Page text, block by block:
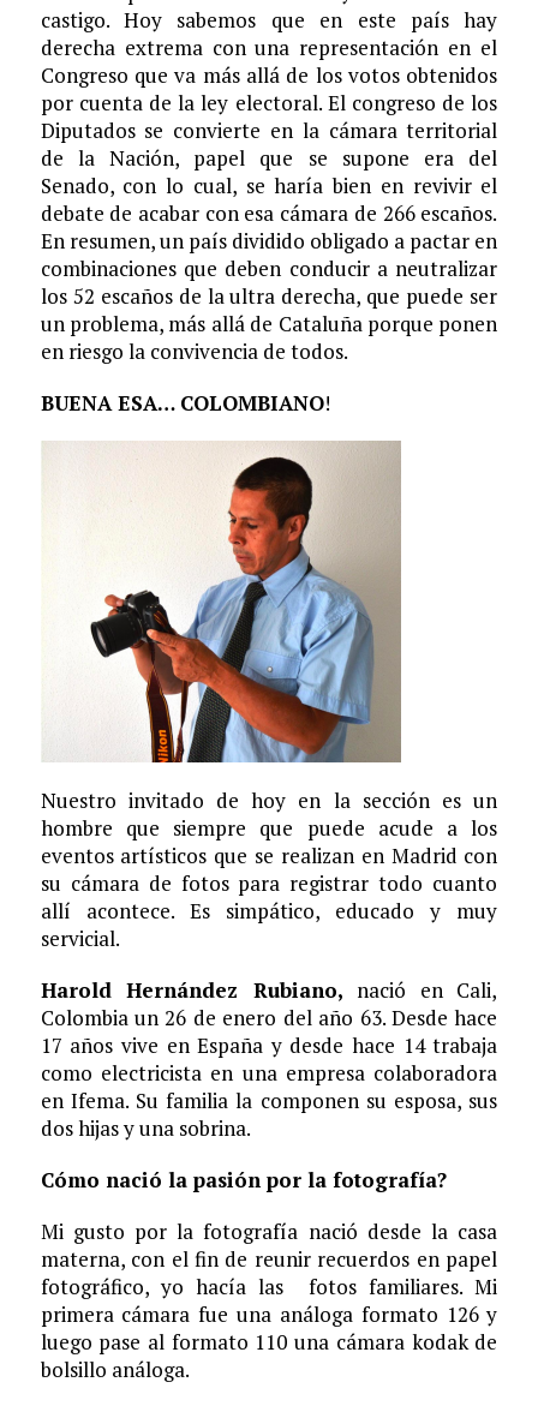
castigo. Hoy sabemos que en este país hay
derecha extrema con una representación en el
Congreso que va más allá de los votos obtenidos
por cuenta de la ley electoral. El congreso de los
Diputados se convierte en la cámara territorial
de la Nación, papel que se supone era del
Senado, con lo cual, se haría bien en revivir el
debate de acabar con esa cámara de 266 escaños.
En resumen, un país dividido obligado a pactar en
combinaciones que deben conducir a neutralizar
los 52 escaños de la ultra derecha, que puede ser
un problema, más allá de Cataluña porque ponen
en riesgo la convivencia de todos.
BUENA ESA… COLOMBIANO!
Nuestro invitado de hoy en la sección es un
hombre que siempre que puede acude a los
eventos artísticos que se realizan en Madrid con
su cámara de fotos para registrar todo cuanto
allí acontece. Es simpático, educado y muy
servicial.
Harold Hernández Rubiano, nació en Cali,
Colombia un 26 de enero del año 63. Desde hace
17 años vive en España y desde hace 14 trabaja
como electricista en una empresa colaboradora
en Ifema. Su familia la componen su esposa, sus
dos hijas y una sobrina.
Cómo nació la pasión por la fotografía?
Mi gusto por la fotografía nació desde la casa
materna, con el fin de reunir recuerdos en papel
fotográfico, yo hacía las fotos familiares. Mi
primera cámara fue una análoga formato 126 y
luego pase al formato 110 una cámara kodak de
bolsillo análoga.